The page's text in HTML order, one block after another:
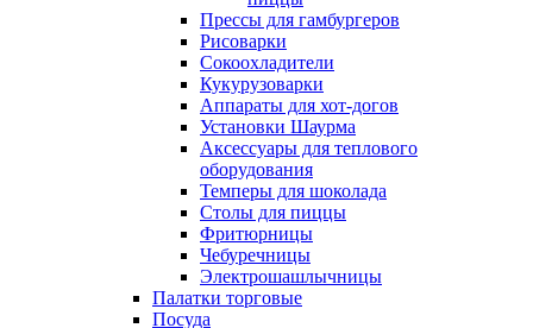
Прессы для гамбургеров
Рисоварки
Сокоохладители
Кукурузоварки
Аппараты для хот-догов
Установки Шаурма
Аксессуары для теплового
оборудования
Темперы для шоколада
Столы для пиццы
Фритюрницы
Чебуречницы
Электрошашлычницы
Палатки торговые
Посуда